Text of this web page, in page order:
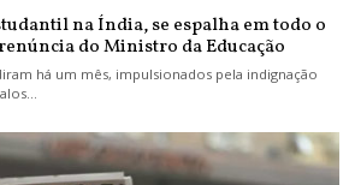
na Índia, se espalha em todo o
do Ministro da Educação
há um mês, impulsionados pela indignação